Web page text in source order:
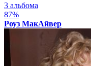
3 альбома
87%
Роуз МакАйвер